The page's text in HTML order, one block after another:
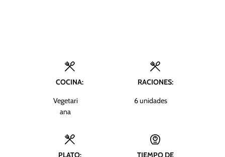
COCINA:
Vegetari
ana
RACIONES:
6unidades
PLATO:
TIEMPO DE